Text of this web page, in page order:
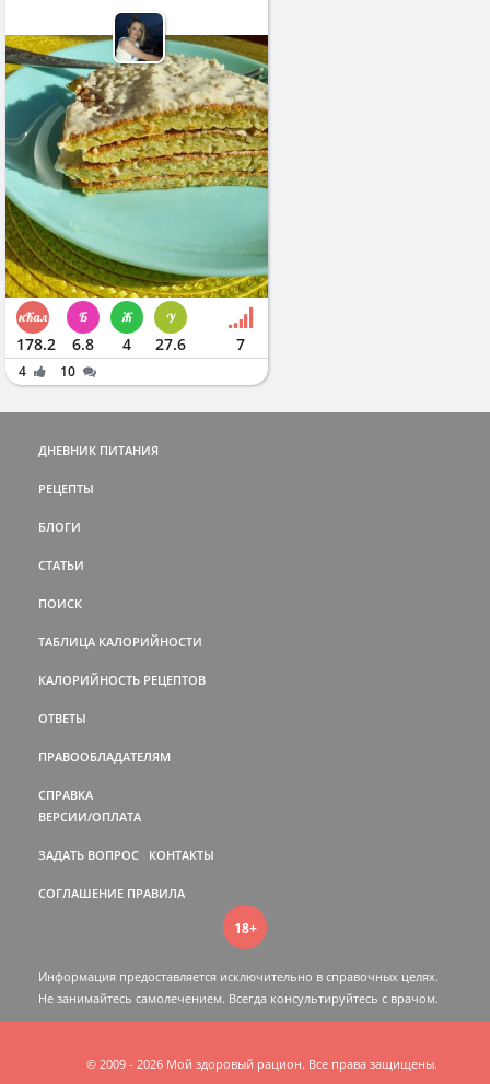
178.2 6.8 4 27.6 7
4 10
ДНЕВНИК ПИТАНИЯ
РЕЦЕПТЫ
БЛОГИ
СТАТЬИ
ПОИСК
ТАБЛИЦА КАЛОРИЙНОСТИ
КАЛОРИЙНОСТЬ РЕЦЕПТОВ
ОТВЕТЫ
ПРАВООБЛАДАТЕЛЯМ
СПРАВКА
ВЕРСИИ/ОПЛАТА
ЗАДАТЬ ВОПРОС КОНТАКТЫ
СОГЛАШЕНИЕ ПРАВИЛА
18+
Информация предоставляется исключительно в справочных целях.
Не занимайтесь самолечением. Всегда консультируйтесь c врачом.
© 2009 - 2026 Мой здоровый рацион. Все права защищены.